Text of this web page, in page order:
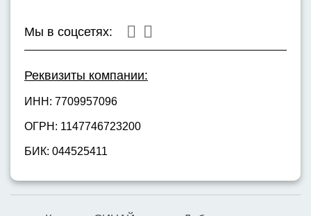
Мы в соцсетях:
Реквизиты компании:
ИНН: 7709957096
ОГРН: 1147746723200
БИК: 044525411